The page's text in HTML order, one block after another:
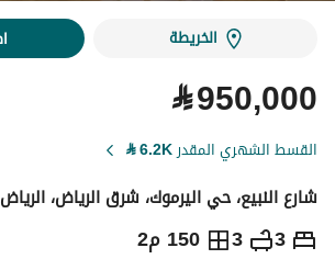
الخريطة
⃁950,000
القسط الشهري المقدر6.2K
⃁
شارع النبيع، حي اليرموك، شرق الرياض، الرياض
3
3 150 م2 ⃁
950,000